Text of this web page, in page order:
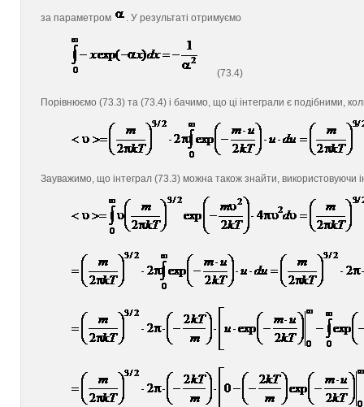
за параметром . У результаті отримуємо
(73.4)
Порівнюємо (73.3) та (73.4) і бачимо, що ці інтеграли є подібними,
Зауважимо, що інтеграл (73.3) можна також знайти, використовуючи